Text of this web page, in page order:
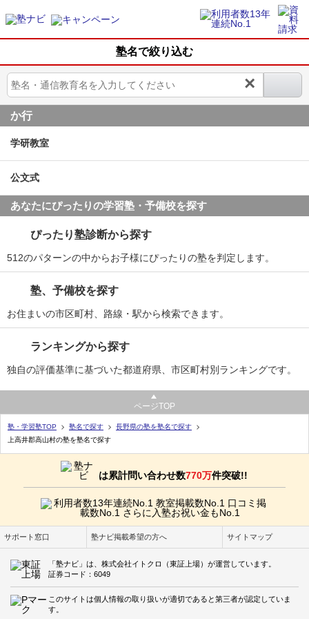
塾名で絞り込む
×
か行
学研教室
公文式
あなたにぴったりの学習塾・予備校を探す
ぴったり塾診断から探す
512のパターンの中からお子様にぴったりの塾を判定します。
塾、予備校を探す
お住まいの市区町村、路線・駅から検索できます。
ランキングから探す
独自の評価基準に基づいた都道府県、市区町村別ランキングです。
ページTOP
塾・学習塾TOP 塾名で探す
長野県の塾を塾名で探す
上高井郡高山村の塾を塾名で探す
は累計問い合わせ数770万件突破!!
サポート窓口 塾ナビ掲載希望の方へ サイトマップ
「塾ナビ」は、株式会社イトクロ（東証上場）が運営しています。
証券コード：6049
このサイトは個人情報の取り扱いが適切であると第三者が認定していま
す。